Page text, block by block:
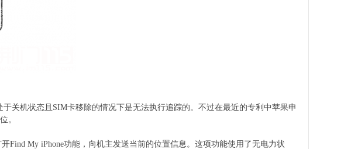
关机状态且SIM卡移除的情况下是无法执行追踪的。不过在最近的专利中苹果申
。
My iPhone功能，向机主发送当前的位置信息。这项功能使用了无电力状